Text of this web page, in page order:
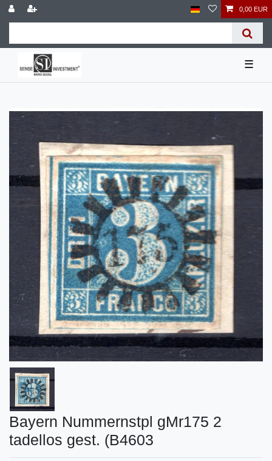
0,00 EUR
☰
Bayern Nummernstpl gMr175 2
tadellos gest. (B4603